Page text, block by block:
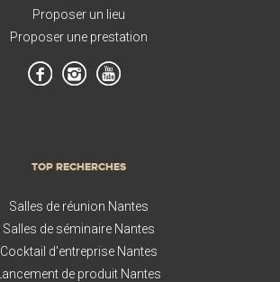
Proposer un lieu
Proposer une prestation
TOP RECHERCHES
Salles de réunion Nantes
Salles de séminaire Nantes
Cocktail d'entreprise Nantes
Lancement de produit Nantes